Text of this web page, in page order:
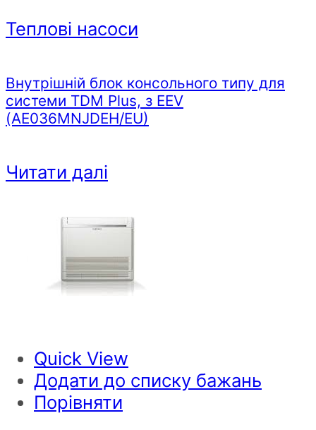
Теплові насоси
Внутрішній блок консольного типу для
системи TDM Plus, з EEV
(AE036MNJDEH/EU)
Читати далі
Quick View
Додати до списку бажань
Порівняти